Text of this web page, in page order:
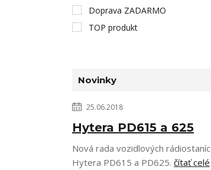
Doprava ZADARMO
TOP produkt
Novinky
25.06.2018
Hytera PD615 a 625
Nová rada vozidlových rádiostaníc
Hytera PD615 a PD625. čítať celé